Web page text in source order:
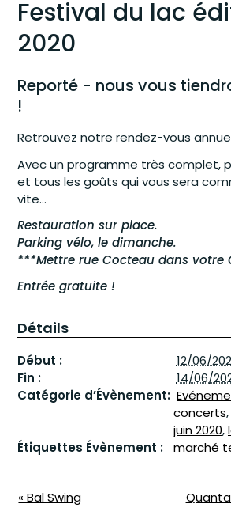
Festival du lac
2020
Reporté - nous vous
!
Retrouvez notre rendez-vous
Avec un programme très complet,
et tous les goûts qui vous sera
vite…
Restauration sur place.
Parking vélo, le dimanche.
***Mettre rue Cocteau dans votre
Entrée gratuite !
Détails
Début :
12/06/
Fin :
14/06/
Catégorie d’Évènement:
Étiquettes Évènement :
concerts,
juin 2020,
marché
N
« Bal Swing